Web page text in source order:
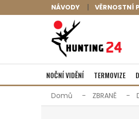
na
NÁVODY VĚRNOSTNÍ
NOČNÍ VIDĚNÍ TERMOVIZE
Domů ZBRANĚ
P